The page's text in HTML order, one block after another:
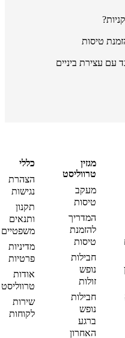
טיסות
עם עצירת ביניים
מגזין
טרווליסט
מעקב
טיסות
המדריך
להזמנת
טיסות
חבילות
נופש
זולות
חבילות
נופש
ברגע
האחרון
כללי
הצהרת
נגישות
תקנון
ותנאים
משפטיים
מדיניות
פרטיות
אודות
טרווליסט
שירות
לקוחות